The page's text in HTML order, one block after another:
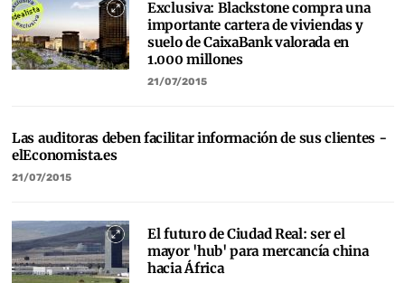
Exclusiva: Blackstone compra una
importante cartera de viviendas y
suelo de CaixaBank valorada en
1.000 millones
21/07/2015
Las auditoras deben facilitar información de sus clientes -
elEconomista.es
21/07/2015
El futuro de Ciudad Real: ser el
mayor 'hub' para mercancía china
hacia África